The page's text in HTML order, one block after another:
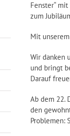
Fenster“
zum
Mit
Wir danken
und bringt
Darauf
Ab dem 22.
den
Problemen: